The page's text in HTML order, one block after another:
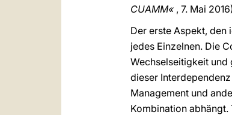
CUAMM« , 7. Mai
Der erste Aspekt, den
jedes Einzelnen. Die
Wechselseitigkeit und
dieser
Management und
Kombination abhängt.